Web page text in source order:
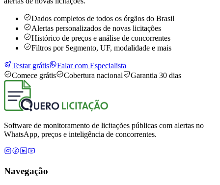
Dados completos de todos os órgãos do Brasil
Alertas personalizados de novas licitações
Histórico de preços e análise de concorrentes
Filtros por Segmento, UF, modalidade e mais
Testar grátis
Falar com Especialista
Comece grátis
Cobertura nacional Garantia 30 dias
Software de monitoramento de licitações públicas com alertas no
WhatsApp, preços e inteligência de concorrentes.
Navegação